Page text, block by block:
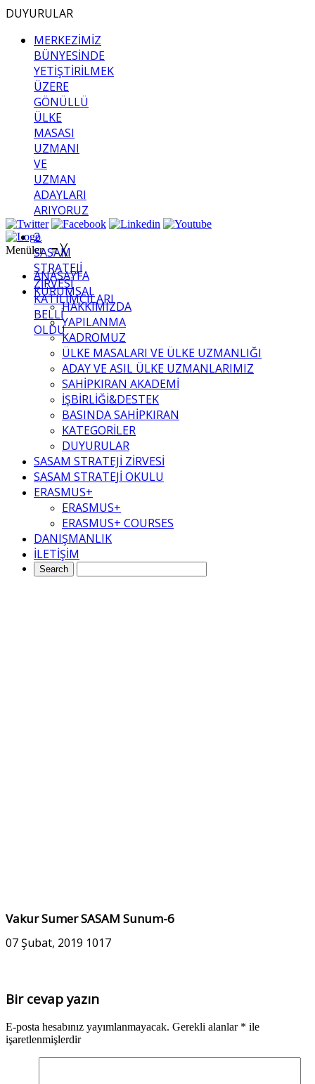
DUYURULAR
MERKEZİMİZ
BÜNYESİNDE
YETİŞTİRİLMEK
ÜZERE
GÖNÜLLÜ
ÜLKE
MASASI
UZMANI
VE
UZMAN
ADAYLARI
ARIYORUZ
2.
SASAM
STRATEJİ
ZİRVESİ
KATILIMCILARI
BELLİ
OLDU
Menüler≡ ╳
ANASAYFA
KURUMSAL
HAKKIMIZDA
YAPILANMA
KADROMUZ
ÜLKE MASALARI VE ÜLKE UZMANLIĞI
ADAY VE ASIL ÜLKE UZMANLARIMIZ
SAHİPKIRAN AKADEMİ
İŞBİRLİĞİ&DESTEK
BASINDA SAHİPKIRAN
KATEGORİLER
DUYURULAR
SASAM STRATEJİ ZİRVESİ
SASAM STRATEJİ OKULU
ERASMUS+
ERASMUS+
ERASMUS+ COURSES
DANIŞMANLIK
İLETİŞİM
Vakur Sumer SASAM Sunum-6
07 Şubat, 2019 1017
Bir cevap yazın
E-posta hesabınız yayımlanmayacak. Gerekli alanlar * ile
işaretlenmişlerdir